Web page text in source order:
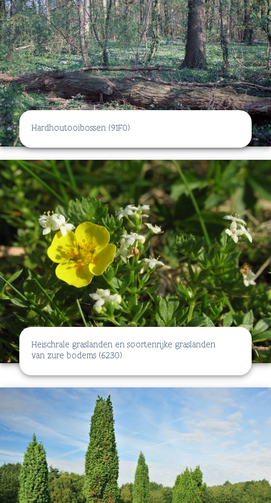
Hardhoutooibossen (91F0)
Heischrale graslanden en soortenrijke graslanden
van zure bodems (6230)